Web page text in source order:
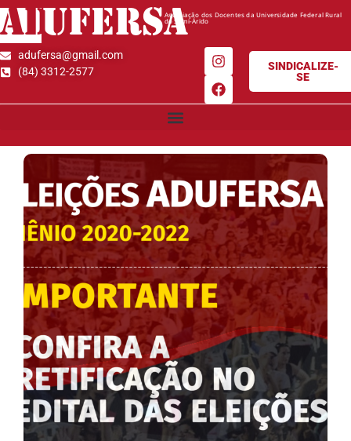
ADUFERSAAssociação dos Docentes da Universidade Federal Rural
do Semi-Árido
adufersa@gmail.com
(84) 3312-2577
SINDICALIZE-
SE